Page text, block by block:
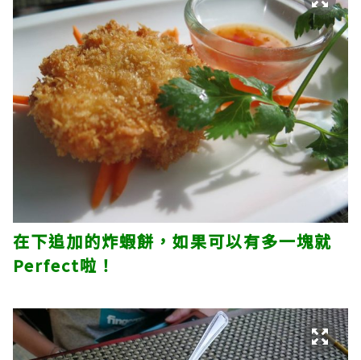
在下追加的炸蝦餅，如果可以有多一塊就
Perfect啦！